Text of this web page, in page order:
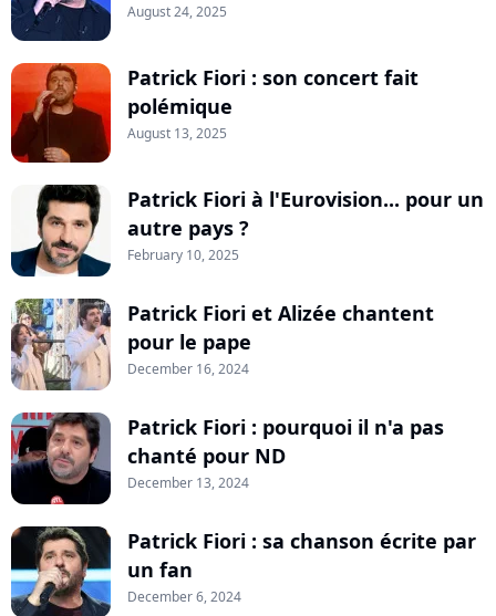
August 24, 2025
Patrick Fiori : son concert fait
polémique
August 13, 2025
Patrick Fiori à l'Eurovision... pour un
autre pays ?
February 10, 2025
Patrick Fiori et Alizée chantent
pour le pape
December 16, 2024
Patrick Fiori : pourquoi il n'a pas
chanté pour ND
December 13, 2024
Patrick Fiori : sa chanson écrite par
un fan
December 6, 2024